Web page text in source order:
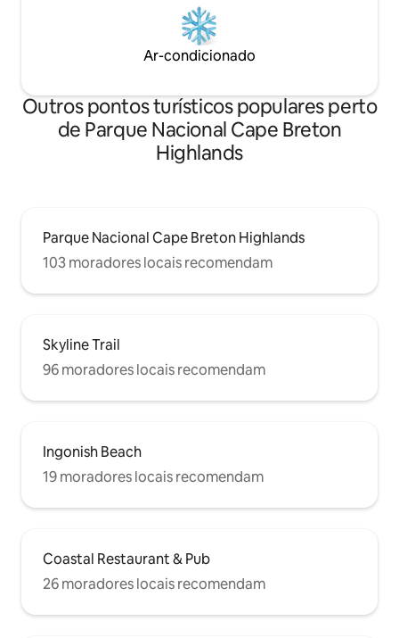
Ar-condicionado
Outros pontos turísticos populares perto
de Parque Nacional Cape Breton
Highlands
Parque Nacional Cape Breton Highlands
103 moradores locais recomendam
Skyline Trail
96 moradores locais recomendam
Ingonish Beach
19 moradores locais recomendam
Coastal Restaurant & Pub
26 moradores locais recomendam